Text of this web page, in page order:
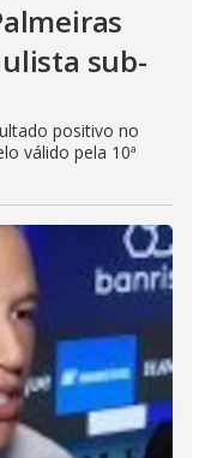
sub-
positivo no
válido pela 10ª